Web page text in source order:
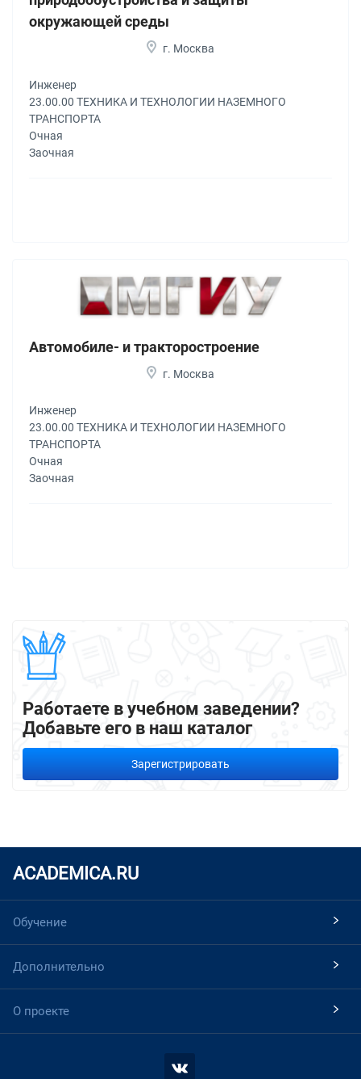
окружающей среды
г. Москва
Инженер
23.00.00 ТЕХНИКА И ТЕХНОЛОГИИ НАЗЕМНОГО
ТРАНСПОРТА
Очная
Заочная
Автомобиле- и тракторостроение
г. Москва
Инженер
23.00.00 ТЕХНИКА И ТЕХНОЛОГИИ НАЗЕМНОГО
ТРАНСПОРТА
Очная
Заочная
Работаете в учебном заведении?
Добавьте его в наш каталог
Зарегистрировать
ACADEMICA.RU
Обучение
Дополнительно
О проекте